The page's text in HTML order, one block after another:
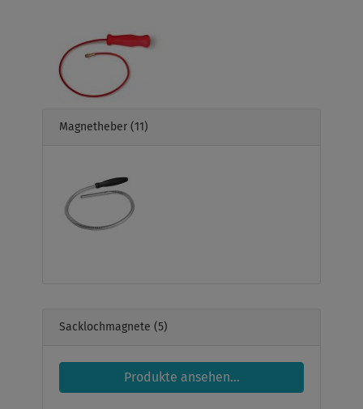
Magnetheber (11)
Sacklochmagnete (5)
Produkte ansehen...